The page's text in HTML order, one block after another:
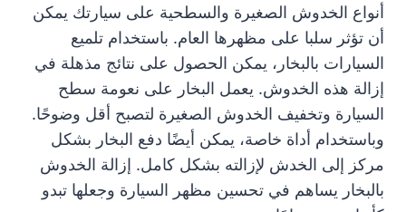
أنواع الخدوش الصغيرة والسطحية على سيارتك يمكن
أن تؤثر سلبا على مظهرها العام. باستخدام تلميع
السيارات بالبخار، يمكن الحصول على نتائج مذهلة في
إزالة هذه الخدوش. يعمل البخار على نعومة سطح
السيارة وتخفيف الخدوش الصغيرة لتصبح أقل وضوحًا.
وباستخدام أداة خاصة، يمكن أيضًا دفع البخار بشكل
مركز إلى الخدش لإزالته بشكل كامل. إزالة الخدوش
بالبخار يساهم في تحسين مظهر السيارة وجعلها تبدو